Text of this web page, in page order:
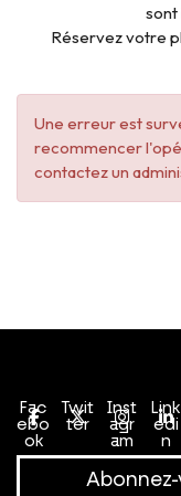
sont
Réservez votre
Une erreur est
recommencer
contactez un
Fac
ebo
ok
Twit
ter
Inst
agr
am
Link
edi
n